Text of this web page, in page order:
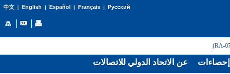
中文| English | Español | Français| Русский
عن الاتحاد الدولي للاتصالات إحصاءات